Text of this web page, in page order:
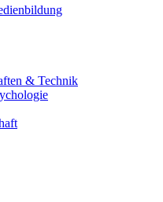
& Technik